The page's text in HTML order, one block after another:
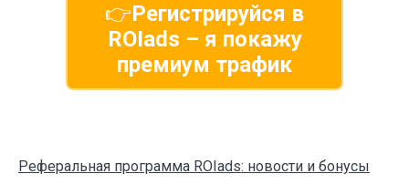
👉Регистрируйся в
ROIads – я покажу
премиум трафик
Реферальная программа ROIads: новости и бонусы